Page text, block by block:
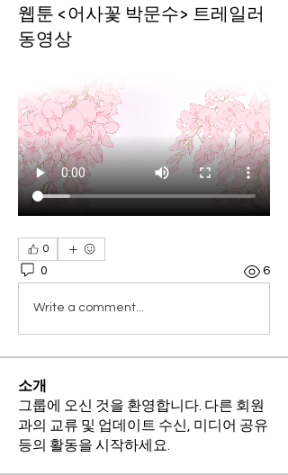
웹툰 <어사꽃 박문수> 트레일러
동영상
0
0 6
Write a comment...
소개
그룹에 오신 것을 환영합니다. 다른 회원
과의 교류 및 업데이트 수신, 미디어 공유
등의 활동을 시작하세요.